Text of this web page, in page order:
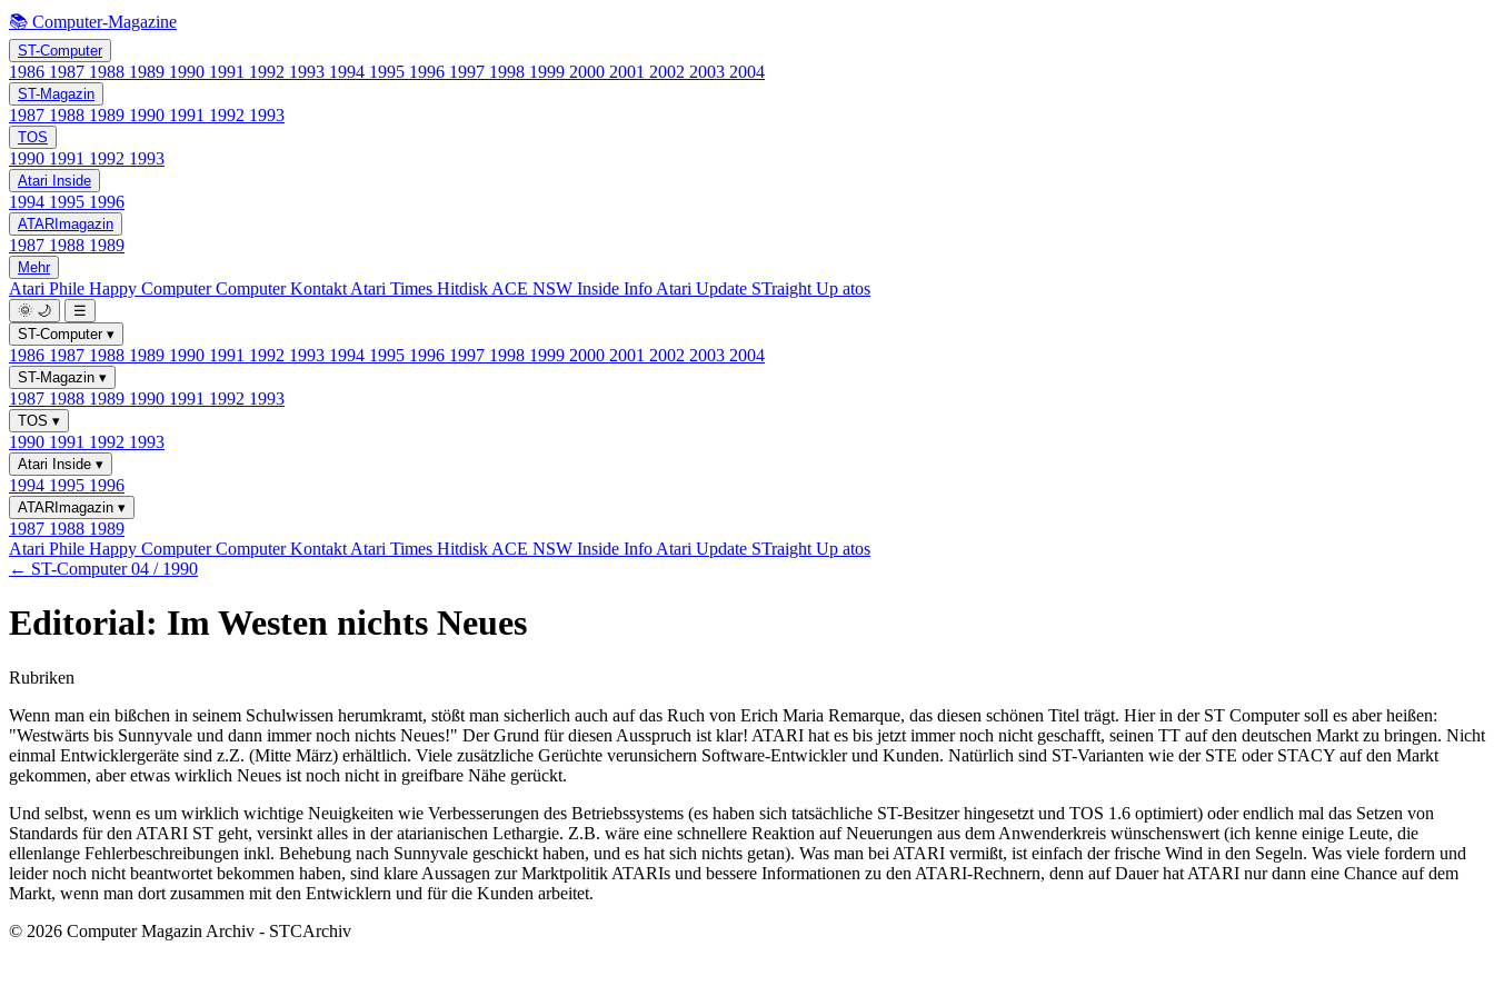
📚 Computer-Magazine
ST-Computer
1986 1987 1988 1989 1990 1991 1992 1993 1994 1995 1996 1997 1998 1999 2000 2001 2002 2003 2004
ST-Magazin
1987 1988 1989 1990 1991 1992 1993
TOS
1990 1991 1992 1993
Atari Inside
1994 1995 1996
ATARImagazin
1987 1988 1989
Mehr
Atari Phile Happy ComputerComputer Kontakt Atari Times Hitdisk ACE NSW Inside Info Atari Update STraight Up atos
🌞 🌙
☰
ST-Computer ▾
1986 1987 1988 1989 1990 1991 1992 1993 1994 1995 1996 1997 1998 1999 2000 2001 2002 2003 2004
ST-Magazin ▾
1987 1988 1989 1990 1991 1992 1993
TOS ▾
1990 1991 1992 1993
Atari Inside ▾
1994 1995 1996
ATARImagazin ▾
1987 1988 1989
Atari Phile Happy ComputerComputer Kontakt Atari Times Hitdisk ACE NSW Inside Info Atari Update STraight Up atos
← ST-Computer 04 / 1990
Editorial: Im Westen nichts Neues
Rubriken
Wenn man ein bißchen in seinem Schulwissen herumkramt, stößt man sicherlich auch auf das Ruch von Erich Maria Remarque, das diesen schönen Titel trägt. Hier in der ST Computer soll es aber heißen:
"Westwärts bis Sunnyvale und dann immer noch nichts Neues!" Der Grund für diesen Ausspruch ist klar! ATARI hat es bis jetzt immer noch nicht geschafft, seinen TT auf den deutschen Markt zu bringen. Nicht
einmal Entwicklergeräte sind z.Z. (Mitte März) erhältlich. Viele zusätzliche Gerüchte verunsichern Software-Entwickler und Kunden. Natürlich sind ST-Varianten wie der STE oder STACY auf den Markt
gekommen, aber etwas wirklich Neues ist noch nicht in greifbare Nähe gerückt.
Und selbst, wenn es um wirklich wichtige Neuigkeiten wie Verbesserungen des Betriebssystems (es haben sich tatsächliche ST-Besitzer hingesetzt und TOS 1.6 optimiert) oder endlich mal das Setzen von
Standards für den ATARI ST geht, versinkt alles in der atarianischen Lethargie. Z.B. wäre eine schnellere Reaktion auf Neuerungen aus dem Anwenderkreis wünschenswert (ich kenne einige Leute, die
ellenlange Fehlerbeschreibungen inkl. Behebung nach Sunnyvale geschickt haben, und es hat sich nichts getan). Was man bei ATARI vermißt, ist einfach der frische Wind in den Segeln. Was viele fordern und
leider noch nicht beantwortet bekommen haben, sind klare Aussagen zur Marktpolitik ATARIs und bessere Informationen zu den ATARI-Rechnern, denn auf Dauer hat ATARI nur dann eine Chance auf dem
Markt, wenn man dort zusammen mit den Entwicklern und für die Kunden arbeitet.
© 2026 Computer Magazin Archiv - STCArchiv